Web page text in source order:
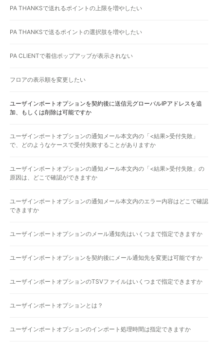
PA THANKSで送れるポイントの上限を増やしたい
PA THANKSで送るポイントの選択肢を増やしたい
PA CLIENTで着信ポップアップが表示されない
フロアの表示順を変更したい
ユーザインポートオプションを契約後に送信元グローバルIPアドレスを追
加、もしくは削除は可能ですか
ユーザインポートオプションの通知メール本文内の「<結果>受付失敗」
で、どのようなケースで受付失敗することがありますか
ユーザインポートオプションの通知メール本文内の「<結果>受付失敗」の
原因は、どこで確認ができますか
ユーザインポートオプションの通知メール本文内のエラー内容はどこで確認
できますか
ユーザインポートオプションのメール通知先はいくつまで指定できますか
ユーザインポートオプションを契約後にメール通知先を変更は可能ですか
ユーザインポートオプションのTSVファイルはいくつまで指定できますか
ユーザインポートオプションとは？
ユーザインポートオプションのインポート処理時間は指定できますか